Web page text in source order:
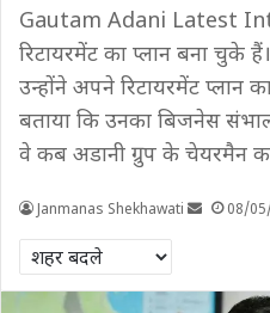
Gautam Adani Latest
रिटायरमेंट का प्लान बना चुके
उन्होंने अपने रिटायरमेंट प्लान
बताया कि उनका बिजनेस
वे कब अडानी ग्रुप के चेयरमैन
Janmanas Shekhawati 08/